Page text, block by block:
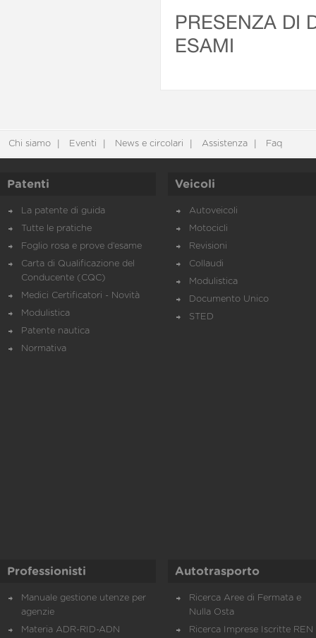
PRESENZA DI
ESAMI
Chi siamo Eventi News e circolari Assistenza Faq
Patenti
La patente di guida
Tutte le pratiche
Foglio rosa e prove d’esame
Carta di Qualificazione del
Conducente (CQC)
Medici Certificatori - Novità
Modulistica
Patente nautica
Normativa
Veicoli
Autoveicoli
Motocicli
Revisioni
Collaudi
Modulistica
Documento Unico
STED
Professionisti
Manuale gestione utenze per
agenzie
Materia ADR-RID-ADN
Autotrasporto
Ricerca Aree di Fermata e
Nulla Osta
Ricerca Imprese Iscritte REN